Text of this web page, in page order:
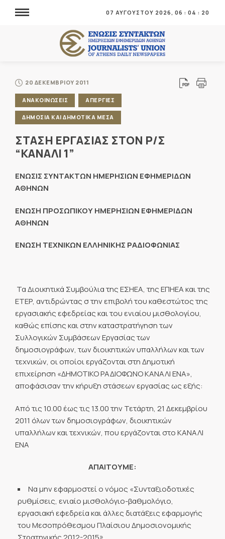
07 ΑΥΓΟΥΣΤΟΥ 2026, 06 : 04 : 20
20 ΔΕΚΕΜΒΡΙΟΥ 2011
ΑΝΑΚΟΙΝΩΣΕΙΣ ΑΠΕΡΓΙΕΣ
ΔΗΜΟΣΙΑ ΚΑΙ ΔΗΜΟΤΙΚΑ ΜΕΣΑ
ΣΤΑΣΗ ΕΡΓΑΣΙΑΣ ΣΤΟΝ Ρ/Σ
“ΚΑΝΑΛΙ 1”
ΕΝΩΣΙΣ ΣΥΝΤΑΚΤΩΝ ΗΜΕΡΗΣΙΩΝ ΕΦΗΜΕΡΙΔΩΝ
ΑΘΗΝΩΝ
ΕΝΩΣΗ ΠΡΟΣΩΠΙΚΟΥ ΗΜΕΡΗΣΙΩΝ ΕΦΗΜΕΡΙΔΩΝ
ΑΘΗΝΩΝ
ΕΝΩΣΗ ΤΕΧΝΙΚΩΝ ΕΛΛΗΝΙΚΗΣ ΡΑΔΙΟΦΩΝΙΑΣ
Τα Διοικητικά Συμβούλια της ΕΣΗΕΑ, της ΕΠΗΕΑ και της
ΕΤΕΡ, αντιδρώντας σ την επιβολή του καθεστώτος της
εργασιακής εφεδρείας και του ενιαίου μισθολογίου,
καθώς επίσης και στην καταστρατήγηση των
Συλλογικών Συμβάσεων Εργασίας των
δημοσιογράφων, των διοικητικών υπαλλήλων και των
τεχνικών, οι οποίοι εργάζονται στη Δημοτική
επιχείρηση «ΔΗΜΟΤΙΚΟ ΡΑΔΙΟΦΩΝΟ ΚΑΝΑΛΙ ΕΝΑ»,
αποφάσισαν την κήρυξη στάσεων εργασίας ως εξής:
Από τις 10.00 έως τις 13.00 την Τετάρτη, 21 Δεκεμβρίου
2011 όλων των δημοσιογράφων, διοικητικών
υπαλλήλων και τεχνικών, που εργάζονται στο ΚΑΝΑΛΙ
ΕΝΑ
ΑΠΑΙΤΟΥΜΕ:
Να μην εφαρμοστεί ο νόμος «Συνταξιοδοτικές
ρυθμίσεις, ενιαίο μισθολόγιο-βαθμολόγιο,
εργασιακή εφεδρεία και άλλες διατάξεις εφαρμογής
του Μεσοπρόθεσμου Πλαίσιου Δημοσιονομικής